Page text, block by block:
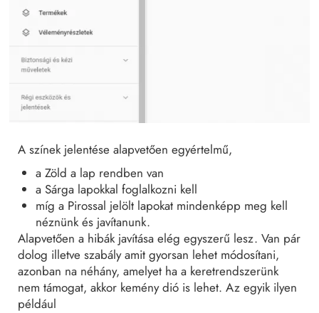
A színek jelentése alapvetően egyértelmű,
a Zöld a lap rendben van
a Sárga lapokkal foglalkozni kell
míg a Pirossal jelölt lapokat mindenképp meg kell
néznünk és javítanunk.
Alapvetően a hibák javítása elég egyszerű lesz. Van pár
dolog illetve szabály amit gyorsan lehet módosítani,
azonban na néhány, amelyet ha a keretrendszerünk
nem támogat, akkor kemény dió is lehet. Az egyik ilyen
például